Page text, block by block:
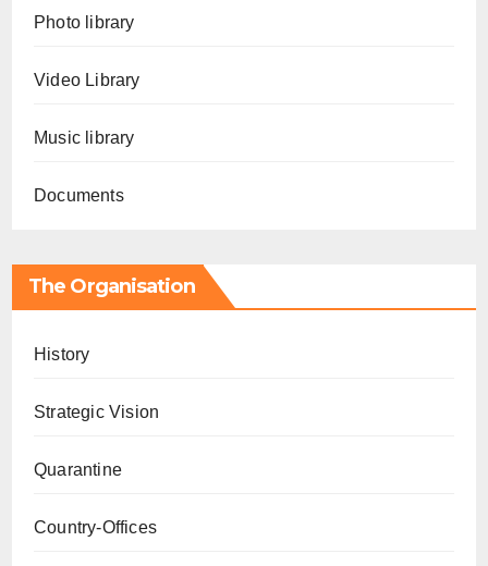
Photo library
Video Library
Music library
Documents
The Organisation
History
Strategic Vision
Quarantine
Country-Offices